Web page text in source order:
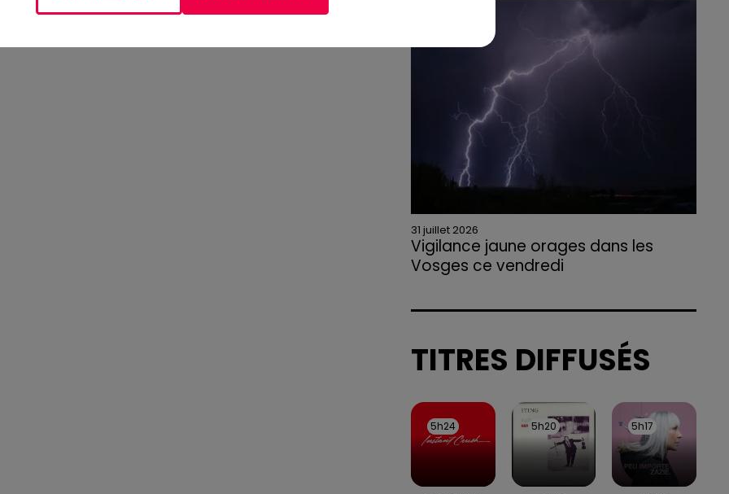
l'annulation de son permis et la confiscation
de son véhicule.
31 juillet 2026
Vigilance jaune orages dans les
Vosges ce vendredi
précipitations sont attendues en deuxième
Vosges.
TITRES DIFFUSÉS
5h24
5h24 5h20
5h20 5h17
5h17